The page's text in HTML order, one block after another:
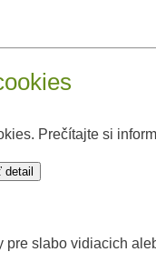
Prečítajte si
detail
slabo vidiacich